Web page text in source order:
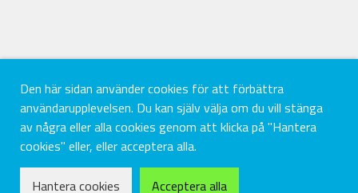
Den här sidan använder cookies för att förbättra
användarupplevelsen. Du kan själv välja om du vill stänga
av några eller alla cookies genom att klicka på "Hantera
cookies" eller, eller acceptera alla.
Hantera cookies Acceptera alla